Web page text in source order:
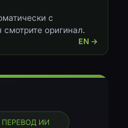
с
смотрите оригинал.
EN →